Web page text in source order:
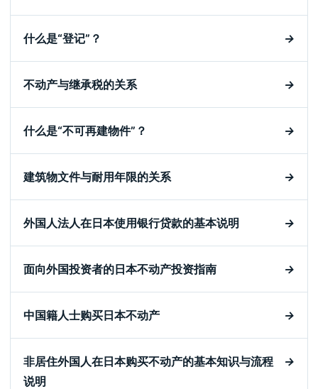
什么是“登记”？ →
不动产与继承税的关系 →
什么是“不可再建物件”？ →
建筑物文件与耐用年限的关系 →
外国人法人在日本使用银行贷款的基本说明 →
面向外国投资者的日本不动产投资指南 →
中国籍人士购买日本不动产 →
非居住外国人在日本购买不动产的基本知识与流程
说明
→